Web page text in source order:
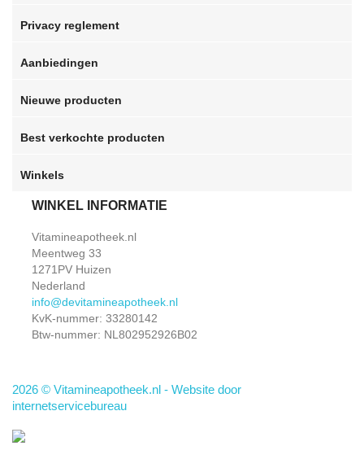
Privacy reglement
Aanbiedingen
Nieuwe producten
Best verkochte producten
Winkels
WINKEL INFORMATIE
Vitamineapotheek.nl
Meentweg 33
1271PV Huizen
Nederland
info@devitamineapotheek.nl
KvK-nummer: 33280142
Btw-nummer: NL802952926B02
2026 © Vitamineapotheek.nl - Website door
internetservicebureau